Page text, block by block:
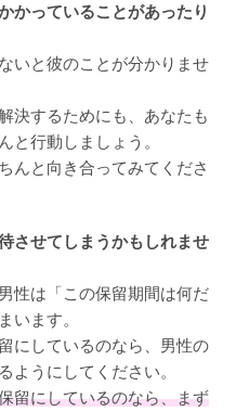
かっていることがあったり
いと彼のことが分かりませ
決するためにも、あなたも
と行動しましょう。
んと向き合ってみてくださ
させてしまうかもしれませ
性は「この保留期間は何だ
います。
にしているのなら、男性の
ようにしてください。
留にしているのなら、まず